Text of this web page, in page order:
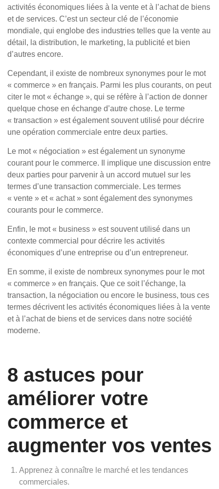
activités économiques liées à la vente et à l’achat de biens
et de services. C’est un secteur clé de l’économie
mondiale, qui englobe des industries telles que la vente au
détail, la distribution, le marketing, la publicité et bien
d’autres encore.
Cependant, il existe de nombreux synonymes pour le mot
« commerce » en français. Parmi les plus courants, on peut
citer le mot « échange », qui se réfère à l’action de donner
quelque chose en échange d’autre chose. Le terme
« transaction » est également souvent utilisé pour décrire
une opération commerciale entre deux parties.
Le mot « négociation » est également un synonyme
courant pour le commerce. Il implique une discussion entre
deux parties pour parvenir à un accord mutuel sur les
termes d’une transaction commerciale. Les termes
« vente » et « achat » sont également des synonymes
courants pour le commerce.
Enfin, le mot « business » est souvent utilisé dans un
contexte commercial pour décrire les activités
économiques d’une entreprise ou d’un entrepreneur.
En somme, il existe de nombreux synonymes pour le mot
« commerce » en français. Que ce soit l’échange, la
transaction, la négociation ou encore le business, tous ces
termes décrivent les activités économiques liées à la vente
et à l’achat de biens et de services dans notre société
moderne.
8 astuces pour
améliorer votre
commerce et
augmenter vos ventes
Apprenez à connaître le marché et les tendances
commerciales.